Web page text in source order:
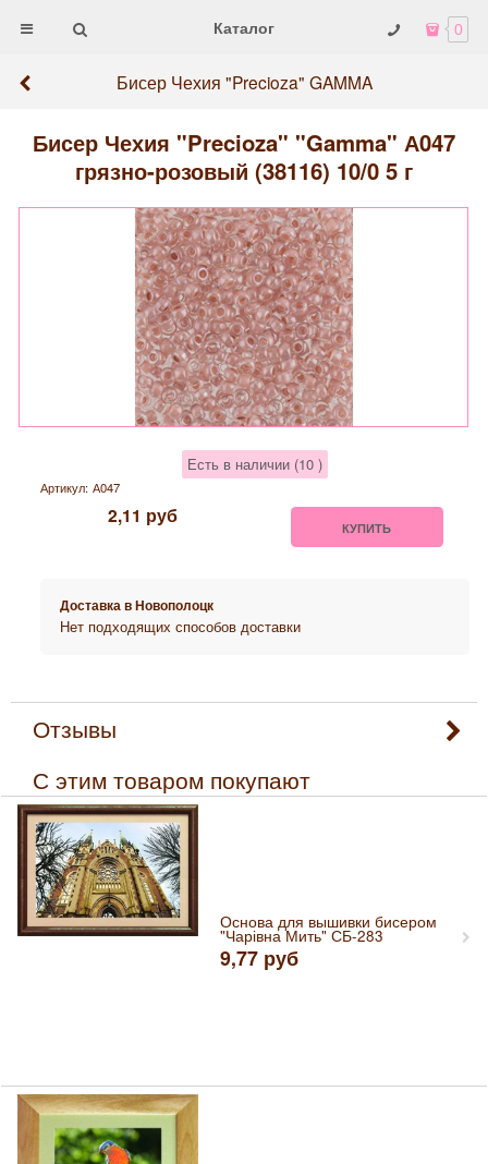
Каталог 0
Бисер Чехия "Precioza" GAMMA
Бисер Чехия "Precioza" "Gamma" А047
грязно-розовый (38116) 10/0 5 г
Есть в наличии (10 )
Артикул: А047
2,11 руб КУПИТЬ
Доставка вНовополоцк
Нет подходящих способов доставки
Отзывы
С этим товаром покупают
Основа для вышивки бисером
"Чарівна Мить" СБ-283
9,77 руб